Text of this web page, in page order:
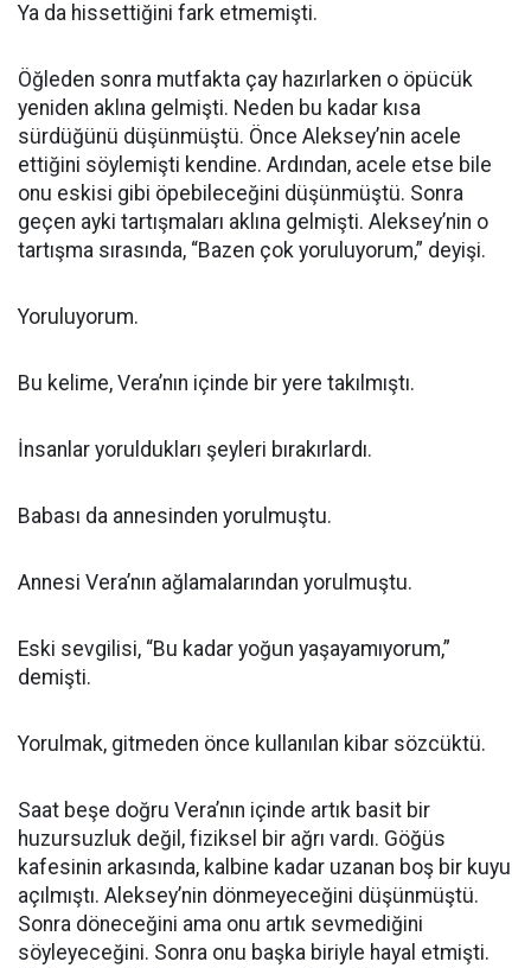
Ya da hissettiğini fark etmemişti.
Öğleden sonra mutfakta çay hazırlarken o öpücük
yeniden aklına gelmişti. Neden bu kadar kısa
sürdüğünü düşünmüştü. Önce Aleksey’nin acele
ettiğini söylemişti kendine. Ardından, acele etse bile
onu eskisi gibi öpebileceğini düşünmüştü. Sonra
geçen ayki tartışmaları aklına gelmişti. Aleksey’nin o
tartışma sırasında, “Bazen çok yoruluyorum,” deyişi.
Yoruluyorum.
Bu kelime, Vera’nın içinde bir yere takılmıştı.
İnsanlar yoruldukları şeyleri bırakırlardı.
Babası da annesinden yorulmuştu.
Annesi Vera’nın ağlamalarından yorulmuştu.
Eski sevgilisi, “Bu kadar yoğun yaşayamıyorum,”
demişti.
Yorulmak, gitmeden önce kullanılan kibar sözcüktü.
Saat beşe doğru Vera’nın içinde artık basit bir
huzursuzluk değil, fiziksel bir ağrı vardı. Göğüs
kafesinin arkasında, kalbine kadar uzanan boş bir kuyu
açılmıştı. Aleksey’nin dönmeyeceğini düşünmüştü.
Sonra döneceğini ama onu artık sevmediğini
söyleyeceğini. Sonra onu başka biriyle hayal etmişti.